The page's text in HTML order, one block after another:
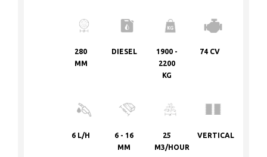
280
MM
DIESEL
1900 -
2200
KG
74 CV
6 L/H
6 - 16
MM
25
M3/HOUR
VERTICAL